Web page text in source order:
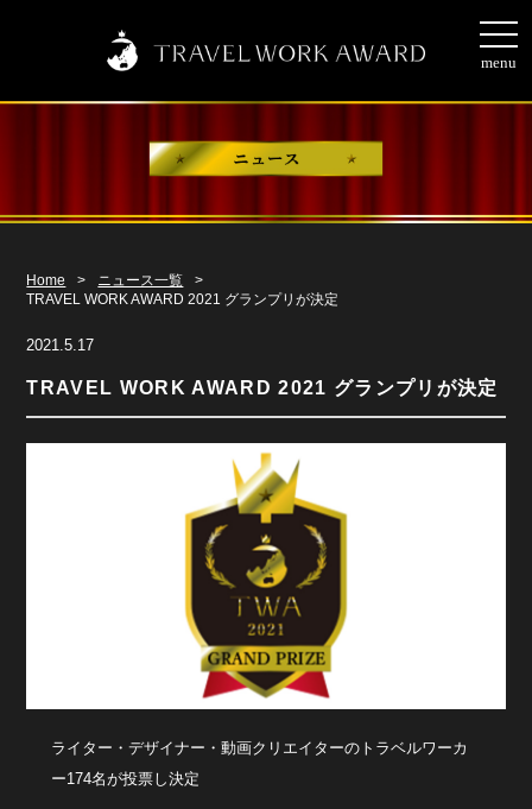
menu
Home > ニュース一覧
>
TRAVEL WORK AWARD 2021 グランプリが決定
2021.5.17
TRAVEL WORK AWARD 2021 グランプリが決定
ライター・デザイナー・動画クリエイターのトラベルワーカ
ー174名が投票し決定